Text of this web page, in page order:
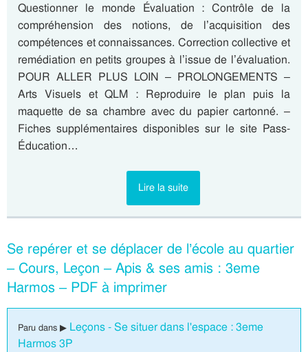
Questionner le monde Évaluation : Contrôle de la
compréhension des notions, de l’acquisition des
compétences et connaissances. Correction collective et
remédiation en petits groupes à l’issue de l’évaluation.
POUR ALLER PLUS LOIN – PROLONGEMENTS –
Arts Visuels et QLM : Reproduire le plan puis la
maquette de sa chambre avec du papier cartonné. –
Fiches supplémentaires disponibles sur le site Pass-
Éducation…
Lire la suite
Se repérer et se déplacer de l’école au quartier
– Cours, Leçon – Apis & ses amis : 3eme
Harmos – PDF à imprimer
Paru dans ▶ Leçons - Se situer dans l'espace : 3eme
Harmos 3P